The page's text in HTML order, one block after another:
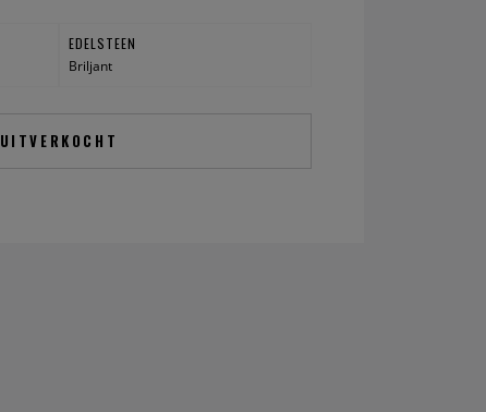
EDELSTEEN
Briljant
UITVERKOCHT